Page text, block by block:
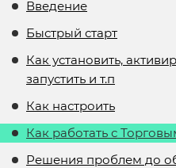
Введение
Быстрый старт
Как установить,
запустить и т.п
Как настроить
Как работать с
Решения проблем до